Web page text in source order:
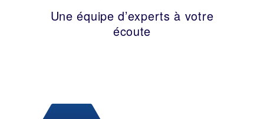
Une équipe d’experts à votre
écoute